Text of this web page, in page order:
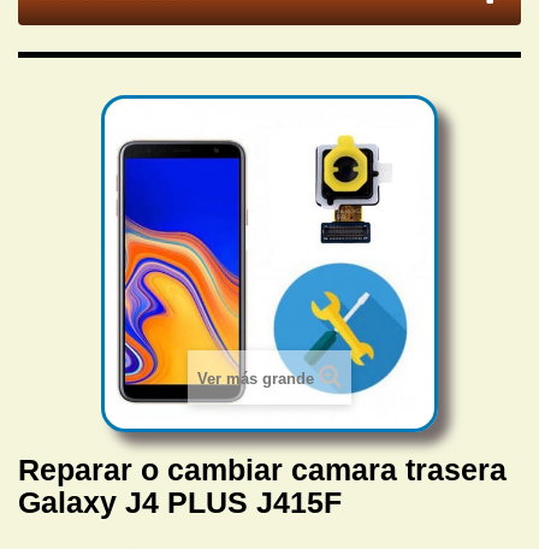
Ver más grande
Reparar o cambiar camara trasera
Galaxy J4 PLUS J415F